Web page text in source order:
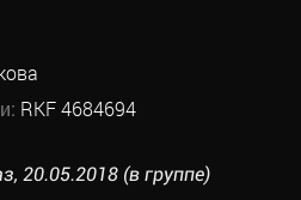
RKF 4684694
20.05.2018 (в группе)